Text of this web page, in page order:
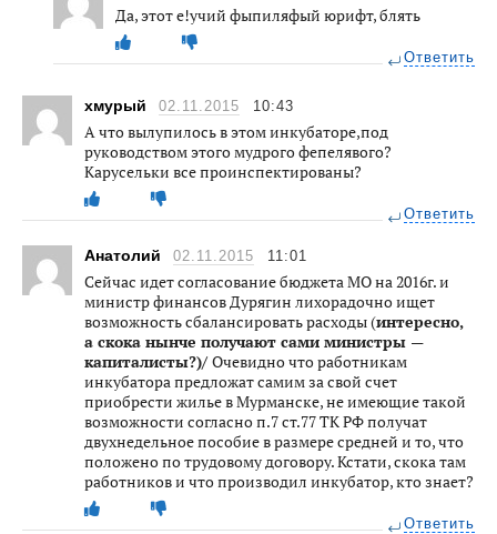
Да, этот е!учий фыпиляфый юрифт, блять
Ответить
хмурый 02.11.2015 10:43
А что вылупилось в этом инкубаторе,под
руководством этого мудрого фепелявого?
Карусельки все проинспектированы?
Ответить
Анатолий 02.11.2015 11:01
Сейчас идет согласование бюджета МО на 2016г. и
министр финансов Дурягин лихорадочно ищет
возможность сбалансировать расходы (интересно,
а скока нынче получают сами министры —
капиталисты?)/Очевидно что работникам
инкубатора предложат самим за свой счет
приобрести жилье в Мурманске, не имеющие такой
возможности согласно п.7 ст.77 ТК РФ получат
двухнедельное пособие в размере средней и то, что
положено по трудовому договору. Кстати, скока там
работников и что производил инкубатор, кто знает?
Ответить